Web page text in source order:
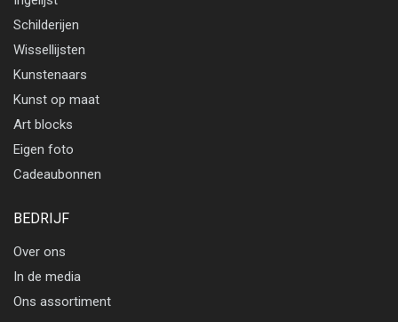
Schilderijen
Wissellijsten
Kunstenaars
Kunst op maat
Art blocks
Eigen foto
Cadeaubonnen
BEDRIJF
Over ons
In de media
Ons assortiment